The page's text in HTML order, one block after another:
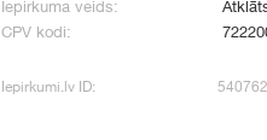
Iepirkuma veids:
CPV kodi:
Iepirkumi.lv ID: